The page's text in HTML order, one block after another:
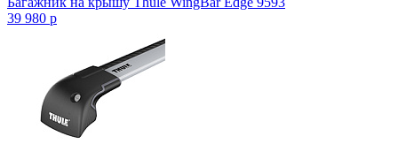
39 980 p